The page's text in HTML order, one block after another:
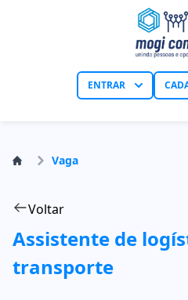
ENTRAR
Vaga
Voltar
Assistente de
transporte